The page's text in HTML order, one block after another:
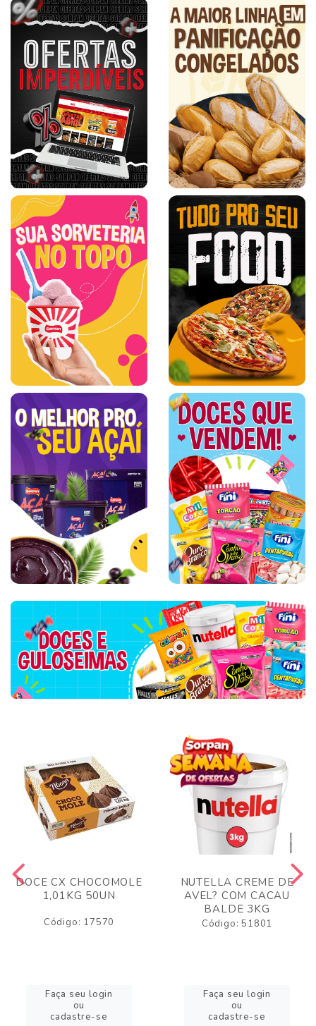
DOCE CX CHOCOMOLE
1,01KG 50UN
Código: 17570
Faça seu login
ou
cadastre-se
NUTELLA CREME DE
AVEL? COM CACAU
BALDE 3KG
Código: 51801
Faça seu login
ou
cadastre-se